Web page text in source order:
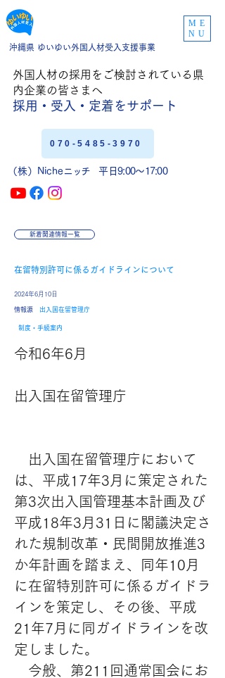
ME
NU
沖縄県 ゆいゆい外国人材受入支援事業
外国人材の採用をご検討されている県
内企業の皆さまへ
採用・受入・定着をサポート
070-5485-3970
（株）Nicheニッチ平日9:00〜17:00
新着関連情報一覧
在留特別許可に係るガイドラインについて
2024年6月10日
​情報源 出入国在留管理庁
制度・手続案内
令和6年6月
出入国在留管理庁
出入国在留管理庁において
は、平成17年3月に策定された
第3次出入国管理基本計画及び
平成18年3月31日に閣議決定さ
れた規制改革・民間開放推進3
か年計画を踏まえ、同年10月
に在留特別許可に係るガイドラ
インを策定し、その後、平成
21年7月に同ガイドラインを改
定しました。
今般、第211回通常国会にお